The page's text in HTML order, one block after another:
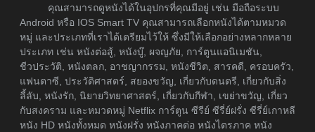
คุณสามารถดูหนังได้ในอุปกรที่คุณมีอยู่ เช่น มือถือระบบ
Android หรือ IOS Smart TV คุณสามารถเลือกหนังได้ตามหมวด
หมู่ และประเภทที่เราได้เตรียมไว้ให้ ซึ่งมีให้เลือกอย่างหลากหลาย
ประเภท เช่น หนังต่อสู้, หนังบู๊, ผจญภัย, การ์ตูนแอนิเมชัน,
ชีวประวัติ, หนังตลก, อาชญากรรม, หนังชีวิต, สารคดี, ครอบครัว,
แฟนตาซี, ประวัติศาสตร์, สยองขวัญ, เกี่ยวกับดนตรี, เกี่ยวกับสิ่ง
ลี้ลับ, หนังรัก, นิยายวิทยาศาสตร์, เกี่ยวกับกีฬา, เขย่าขวัญ, เกี่ยว
กับสงคราม และหมวดหมู่ Netflix การ์ตูน ซีรีย์ ซีรี่ย์ฝรั่ง ซีรี่ย์เกาหลี
หนัง HD หนังทั้งหมด หนังฝรั่ง หนังภาคต่อ หนังไตรภาค หนัง